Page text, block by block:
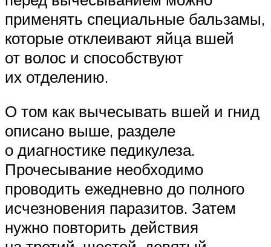
применять специальные бальзамы,
которые отклеивают яйца вшей
от волос и способствуют
их отделению.
О том как вычесывать вшей и гнид
описано выше, разделе
о диагностике педикулеза.
Прочесывание необходимо
проводить ежедневно до полного
исчезновения паразитов. Затем
нужно повторить действия